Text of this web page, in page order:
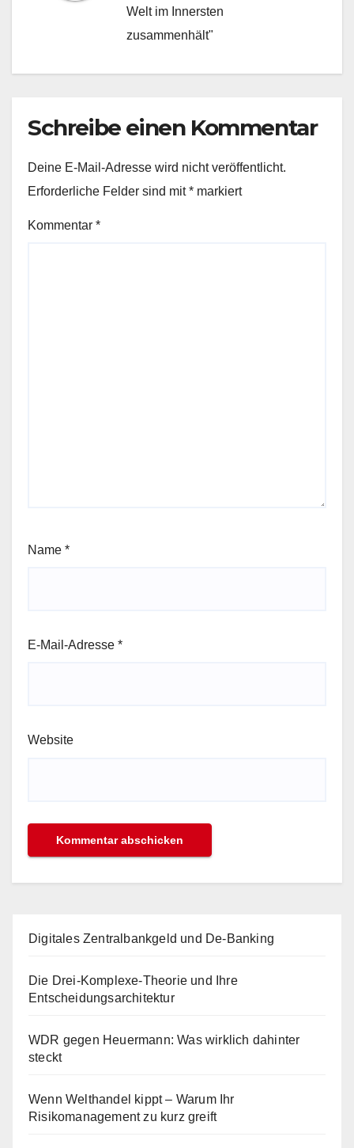
Welt im Innersten
zusammenhält"
Schreibe einen Kommentar
Deine E-Mail-Adresse wird nicht veröffentlicht.
Erforderliche Felder sind mit* markiert
Kommentar *
Name *
E-Mail-Adresse *
Website
Digitales Zentralbankgeld und De-Banking
Die Drei-Komplexe-Theorie und Ihre
Entscheidungsarchitektur
WDR gegen Heuermann: Was wirklich dahinter
steckt
Wenn Welthandel kippt – Warum Ihr
Risikomanagement zu kurz greift